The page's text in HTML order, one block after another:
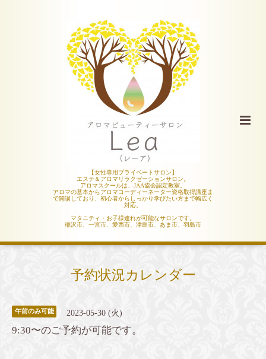
【女性専用プライベートサロン】
エステ＆アロマリラクゼーションサロン。
アロマスクールは、JAA協会認定教室。
アロマの基本からアロマコーディーネーター資格取得講座ま
で開講しており、初心者からしっかり学びたい方まで幅広く
対応。
マタニティ・お子様連れが可能なサロンです。
稲沢市、一宮市、愛西市、津島市、あま市、羽島市
予約状況カレンダー
午前のみ可能 2023-05-30 (火)
9:30〜のご予約が可能です。